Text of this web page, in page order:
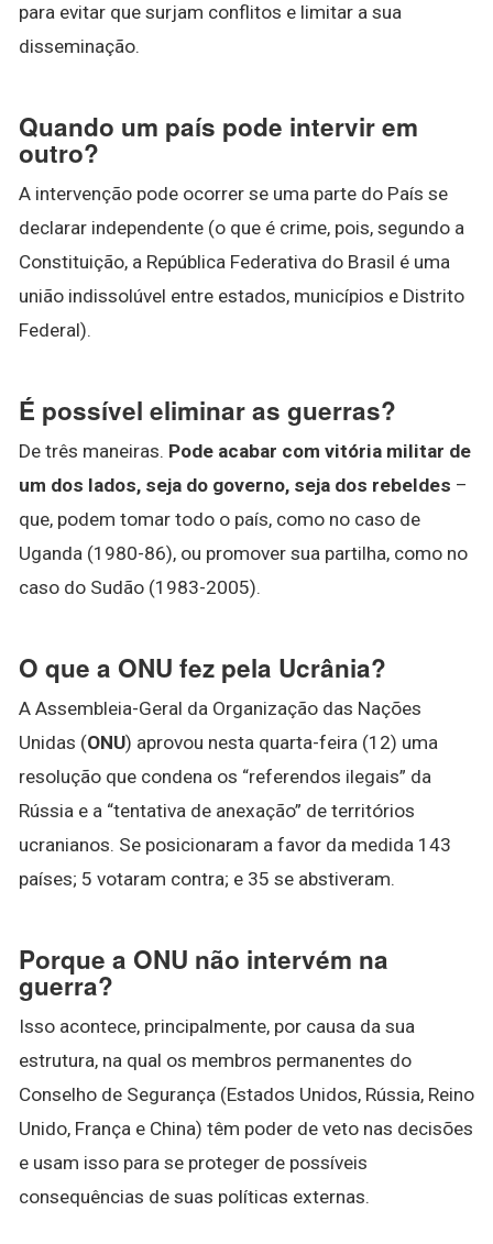
para evitar que surjam conflitos e limitar a sua
disseminação.
Quando um país pode intervir em
outro?
A intervenção pode ocorrer se uma parte do País se
declarar independente (o que é crime, pois, segundo a
Constituição, a República Federativa do Brasil é uma
união indissolúvel entre estados, municípios e Distrito
Federal).
É possível eliminar as guerras?
De três maneiras. Pode acabar com vitória militar de
um dos lados, seja do governo, seja dos rebeldes –
que, podem tomar todo o país, como no caso de
Uganda (1980-86), ou promover sua partilha, como no
caso do Sudão (1983-2005).
O que a ONU fez pela Ucrânia?
A Assembleia-Geral da Organização das Nações
Unidas (ONU) aprovou nesta quarta-feira (12) uma
resolução que condena os “referendos ilegais” da
Rússia e a “tentativa de anexação” de territórios
ucranianos. Se posicionaram a favor da medida 143
países; 5 votaram contra; e 35 se abstiveram.
Porque a ONU não intervém na
guerra?
Isso acontece, principalmente, por causa da sua
estrutura, na qual os membros permanentes do
Conselho de Segurança (Estados Unidos, Rússia, Reino
Unido, França e China) têm poder de veto nas decisões
e usam isso para se proteger de possíveis
consequências de suas políticas externas.